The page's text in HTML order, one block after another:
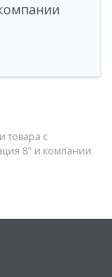
товара с
8" и компании